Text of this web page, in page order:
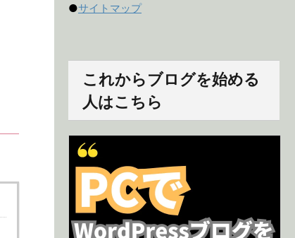
●サイトマップ
これからブログを始める
人はこちら